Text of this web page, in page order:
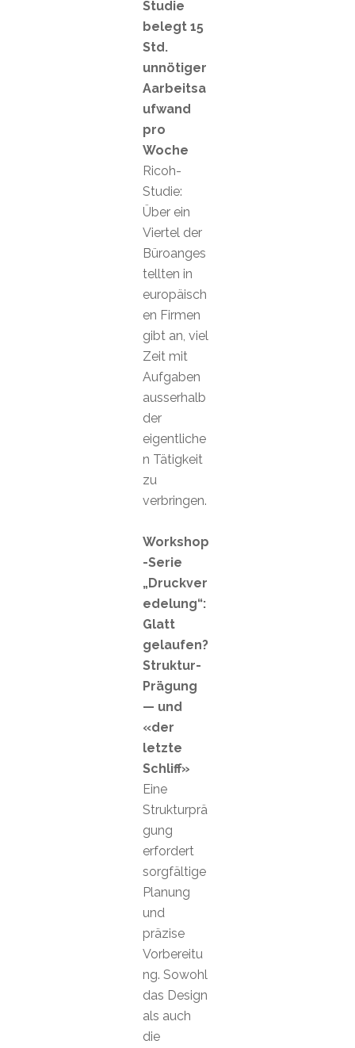
Studie
belegt 15
Std.
unnötiger
Aarbeitsa
ufwand
pro
Woche
Ricoh-
Studie:
Über ein
Viertel der
Büroanges
tellten in
europäisch
en Firmen
gibt an, viel
Zeit mit
Aufgaben
ausserhalb
der
eigentliche
n Tätigkeit
zu
verbringen.
Workshop
-Serie
„Druckver
edelung“:
Glatt
gelaufen?
Struktur-
Prägung
— und
«der
letzte
Schliff»
Eine
Strukturprä
gung
erfordert
sorgfältige
Planung
und
präzise
Vorbereitu
ng. Sowohl
das Design
als auch
die